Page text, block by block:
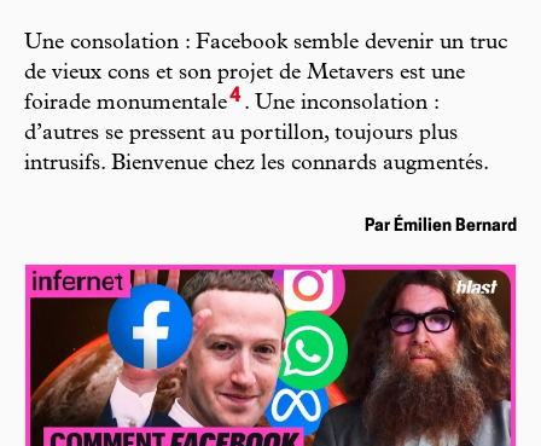
Une consolation : Facebook semble devenir un truc
de vieux cons et son projet de Metavers est une
foirade monumentale4. Une inconsolation :
d’autres se pressent au portillon, toujours plus
intrusifs. Bienvenue chez les connards augmentés.
Par Émilien Bernard